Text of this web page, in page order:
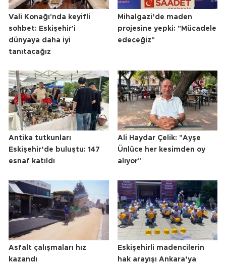
Vali Konağı'nda keyifli
sohbet: Eskişehir'i
dünyaya daha iyi
tanıtacağız
Mihalgazi’de maden
projesine yepki: "Mücadele
edeceğiz"
Antika tutkunları
Eskişehir’de buluştu: 147
esnaf katıldı
Ali Haydar Çelik: "Ayşe
Ünlüce her kesimden oy
alıyor"
Asfalt çalışmaları hız
kazandı
Eskişehirli madencilerin
hak arayışı Ankara’ya